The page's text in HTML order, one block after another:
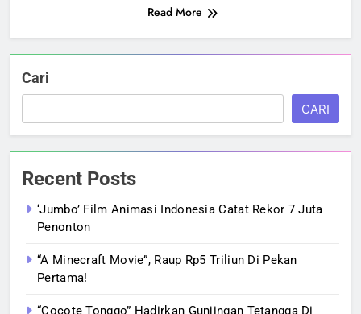
Read More
Cari
CARI
Recent Posts
‘Jumbo’ Film Animasi Indonesia Catat Rekor 7 Juta
Penonton
“A Minecraft Movie”, Raup Rp5 Triliun Di Pekan
Pertama!
“Cocote Tonggo” Hadirkan Gunjingan Tetangga Di